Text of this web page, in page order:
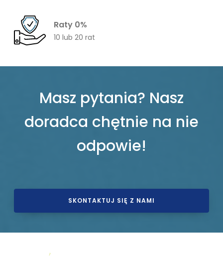
Raty 0%
10 lub 20 rat
Masz pytania? Nasz
doradca chętnie na nie
odpowie!
SKONTAKTUJ SIĘ Z NAMI